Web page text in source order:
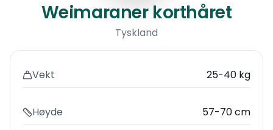
Weimaraner korthåret
Tyskland
Vekt 25-40 kg
Høyde 57-70 cm